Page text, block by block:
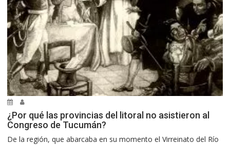
¿Por qué las provincias del litoral no asistieron al
Congreso de Tucumán?
De la región, que abarcaba en su momento el Virreinato del Río